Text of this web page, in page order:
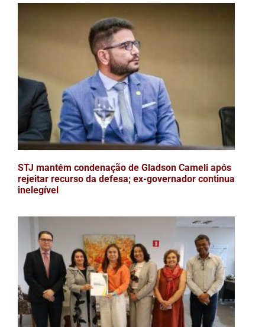
STJ mantém condenação de Gladson Cameli após
rejeitar recurso da defesa; ex-governador continua
inelegível